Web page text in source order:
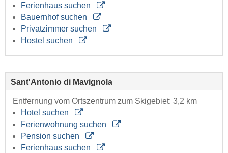
Ferienhaus suchen
Bauernhof suchen
Privatzimmer suchen
Hostel suchen
Sant'Antonio di Mavignola
Entfernung vom Ortszentrum zum Skigebiet: 3,2 km
Hotel suchen
Ferienwohnung suchen
Pension suchen
Ferienhaus suchen